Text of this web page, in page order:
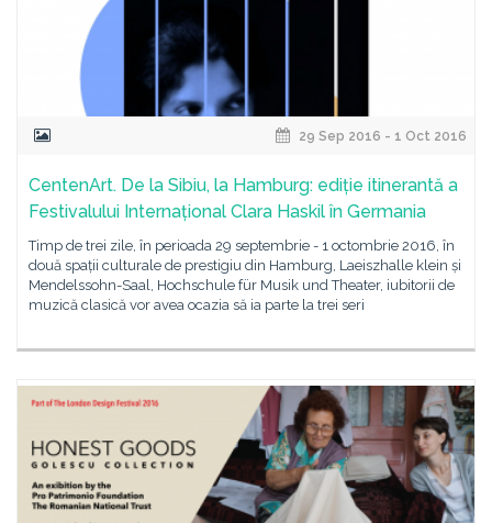
29 Sep 2016 - 1 Oct 2016
CentenArt. De la Sibiu, la Hamburg: ediție itinerantă a
Festivalului Internațional Clara Haskil în Germania
Timp de trei zile, în perioada 29 septembrie - 1 octombrie 2016, în
două spații culturale de prestigiu din Hamburg, Laeiszhalle klein și
Mendelssohn-Saal, Hochschule für Musik und Theater, iubitorii de
muzică clasică vor avea ocazia să ia parte la trei seri